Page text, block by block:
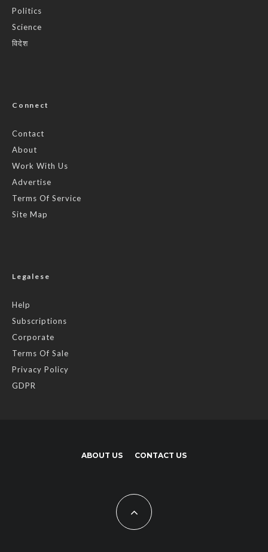
Politics
Science
विदेश
Connect
Contact
About
Work With Us
Advertise
Terms Of Service
Site Map
Legalese
Help
Subscriptions
Corporate
Terms Of Sale
Privacy Policy
GDPR
ABOUT US CONTACT US